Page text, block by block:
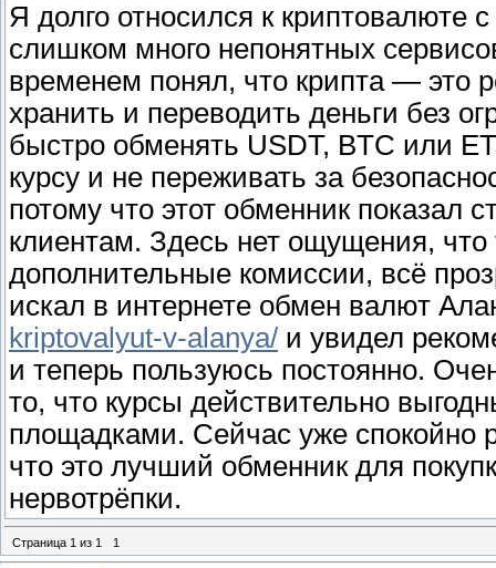
Я долго относился к криптовалюте
слишком много непонятных
временем понял, что крипта — это
хранить и переводить деньги без
быстро обменять USDT, BTC или
курсу и не переживать за
потому что этот обменник показал
клиентам. Здесь нет ощущения,
дополнительные комиссии, всё
искал в интернете обмен валют
kriptovalyut-v-alanya/ и увидел
и теперь пользуюсь постоянно.
то, что курсы действительно
площадками. Сейчас уже спокойно
что это лучший обменник для
нервотрёпки.
Страница 1 из 1 1